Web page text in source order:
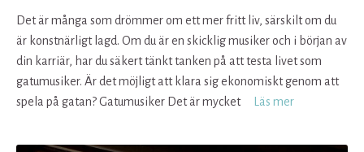
Det är många som drömmer om ett mer fritt liv, särskilt om du
är konstnärligt lagd. Om du är en skicklig musiker och i början av
din karriär, har du säkert tänkt tanken på att testa livet som
gatumusiker. Är det möjligt att klara sig ekonomiskt genom att
spela på gatan? Gatumusiker Det är mycket
Läs mer